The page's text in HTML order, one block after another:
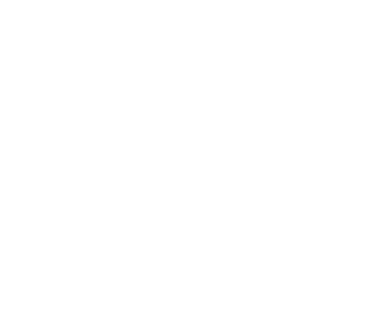
gibi kavramlar derinlemesine sorgulanır.
has unwillingly become a mother. Esra,
solution for her daughter's recovery is a
the two become increasingly tense,
love, crime and womanhood